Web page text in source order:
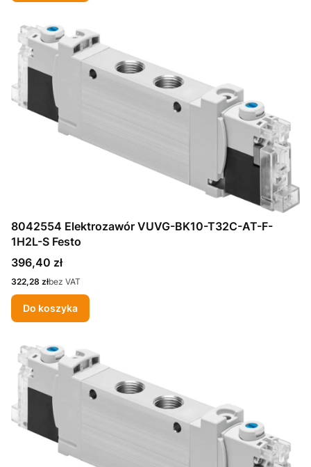
8042554 Elektrozawór VUVG-BK10-T32C-AT-F-
1H2L-S Festo
Cena
396,40 zł
Cena
322,28 złbez VAT
Do koszyka